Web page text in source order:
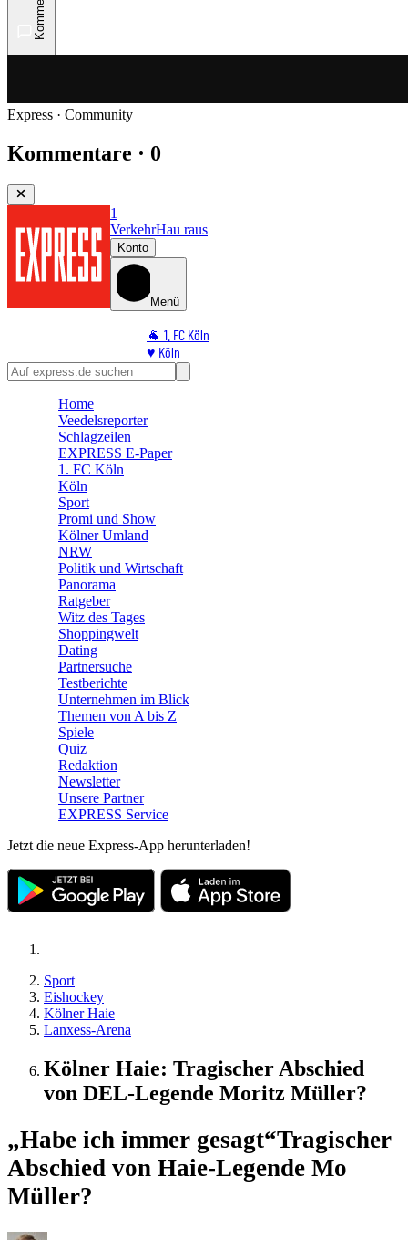
Express · Community
Kommentare · 0
1
VerkehrHau raus
Konto
Menü
🐐 1. FC Köln
♥️ Köln
⭐ Promi
🛒 Shoppingwelt
Home
Veedelsreporter
Schlagzeilen
EXPRESS E-Paper
1. FC Köln
Köln
Sport
Promi und Show
Kölner Umland
NRW
Politik und Wirtschaft
Panorama
Ratgeber
Witz des Tages
Shoppingwelt
Dating
Partnersuche
Testberichte
Unternehmen im Blick
Themen von A bis Z
Spiele
Quiz
Redaktion
Newsletter
Unsere Partner
EXPRESS Service
Jetzt die neue Express-App herunterladen!
Sport
Eishockey
Kölner Haie
Lanxess-Arena
Kölner Haie: Tragischer Abschied
von DEL-Legende Moritz Müller?
„Habe ich immer gesagt“Tragischer
Abschied von Haie-Legende Mo
Müller?